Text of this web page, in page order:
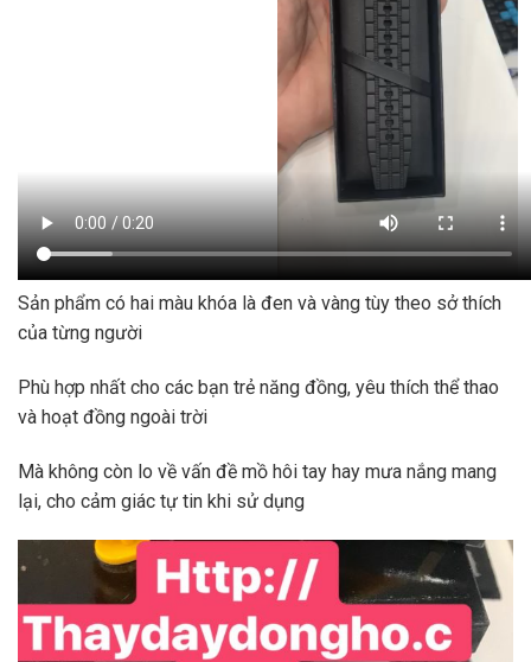
Sản phẩm có hai màu khóa là đen và vàng tùy theo sở thích
của từng người
Phù hợp nhất cho các bạn trẻ năng đồng, yêu thích thể thao
và hoạt đồng ngoài trời
Mà không còn lo về vấn đề mồ hôi tay hay mưa nắng mang
lại, cho cảm giác tự tin khi sử dụng